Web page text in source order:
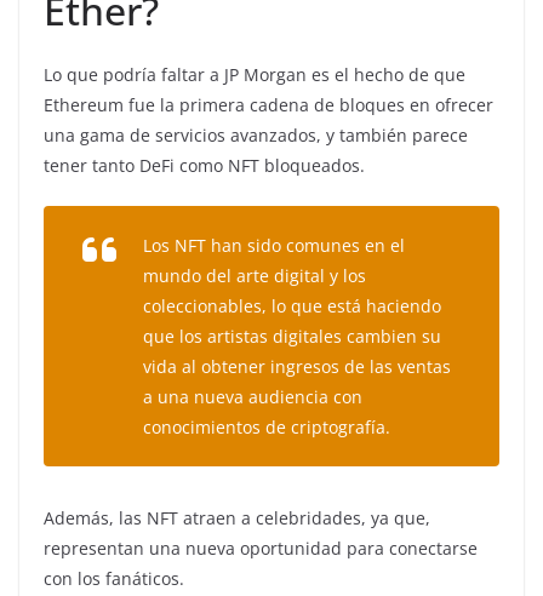
Ether?
Lo que podría faltar a JP Morgan es el hecho de que
Ethereum fue la primera cadena de bloques en ofrecer
una gama de servicios avanzados, y también parece
tener tanto DeFi como NFT bloqueados.
Los NFT han sido comunes en el
mundo del arte digital y los
coleccionables, lo que está haciendo
que los artistas digitales cambien su
vida al obtener ingresos de las ventas
a una nueva audiencia con
conocimientos de criptografía.
Además, las NFT atraen a celebridades, ya que,
representan una nueva oportunidad para conectarse
con los fanáticos.